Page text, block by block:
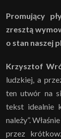
Promujący
zresztą
o stan naszej
Krzysztof
ludzkiej, a
ten utwór na
tekst idealnie
należy”.
przez